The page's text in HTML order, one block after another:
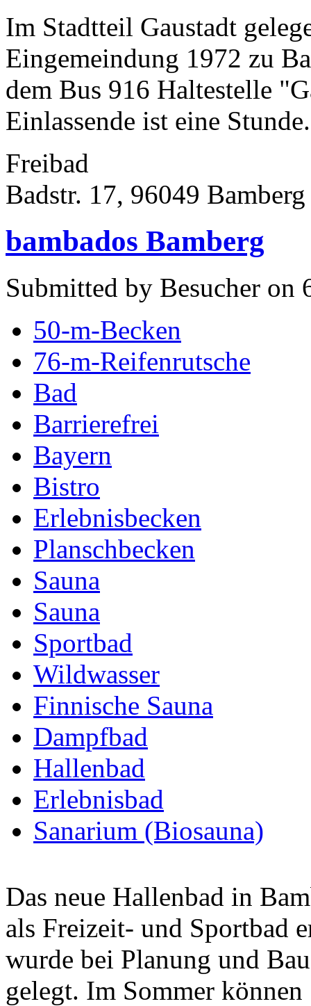
Im Stadtteil Gaustadt
Eingemeindung 1972 zu
dem Bus 916 Haltestelle
Einlassende ist eine
Freibad
Badstr. 17, 96049 Bamberg
bambados Bamberg
Submitted by Besucher on
50-m-Becken
76-m-Reifenrutsche
Bad
Barrierefrei
Bayern
Bistro
Erlebnisbecken
Planschbecken
Sauna
Sauna
Sportbad
Wildwasser
Finnische Sauna
Dampfbad
Hallenbad
Erlebnisbad
Sanarium (Biosauna)
Das neue Hallenbad in
als Freizeit- und Sportbad
wurde bei Planung und
gelegt. Im Sommer können